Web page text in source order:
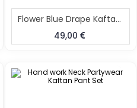
Flower Blue Drape Kaftan Pant Set
49,00